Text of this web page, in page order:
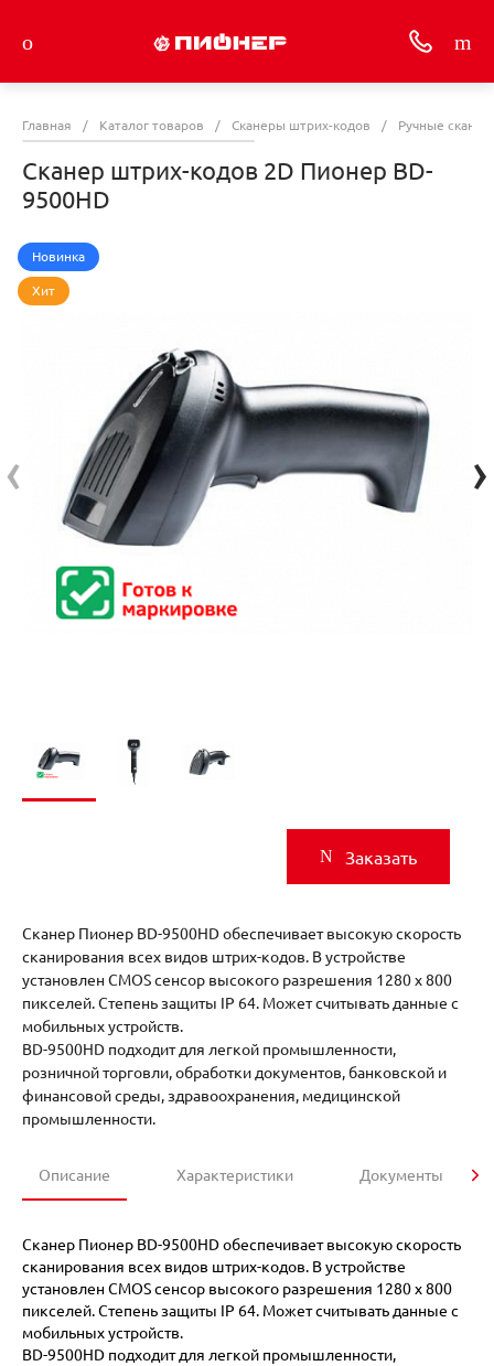
Главная / Каталог товаров / Сканеры штрих-кодов / Ручные
Cканер штрих-кодов 2D Пионер BD-
9500HD
Новинка
Хит
‹ ›
Заказать
Сканер Пионер BD-9500HD обеспечивает высокую скорость
сканирования всех видов штрих-кодов. В устройстве
установлен CMOS сенсор высокого разрешения 1280 x 800
пикселей. Степень защиты IP 64. Может считывать данные с
мобильных устройств.
BD-9500HD подходит для легкой промышленности,
розничной торговли, обработки документов, банковской и
финансовой среды, здравоохранения, медицинской
промышленности.
Описание Характеристики Документы
Сканер Пионер BD-9500HD обеспечивает высокую скорость
сканирования всех видов штрих-кодов. В устройстве
установлен CMOS сенсор высокого разрешения 1280 x 800
пикселей. Степень защиты IP 64. Может считывать данные с
мобильных устройств.
BD-9500HD подходит для легкой промышленности,